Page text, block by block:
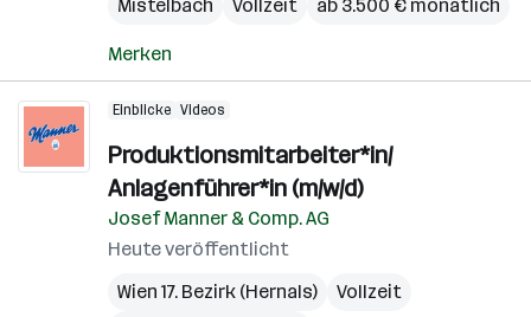
Mistelbach
Vollzeit ab 3.500 € monatlich
Merken
Einblicke Videos
Produktionsmitarbeiter*in/
Anlagenführer*in (m/w/d)
Josef Manner & Comp. AG
Heute veröffentlicht
Wien 17. Bezirk (Hernals)
Vollzeit